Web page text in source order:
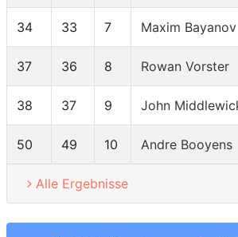
34 33 7 Maxim Bayanov
37 36 8 Rowan Vorster
38 37 9 John
50 49 10 Andre Booyens
Alle Ergebnisse